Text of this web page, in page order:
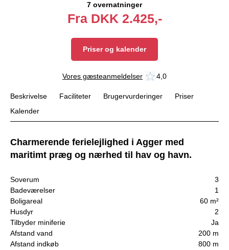
7 overnatninger
Fra DKK 2.425,-
Priser og kalender
Vores gæsteanmeldelser 4,0
Beskrivelse Faciliteter Brugervurderinger
Priser
Kalender
Charmerende ferielejlighed i Agger med
maritimt præg og nærhed til hav og havn.
Soverum
3
Badeværelser
1
Boligareal
60 m²
Husdyr
2
Tilbyder miniferie
Ja
Afstand vand
200 m
Afstand indkøb
800 m